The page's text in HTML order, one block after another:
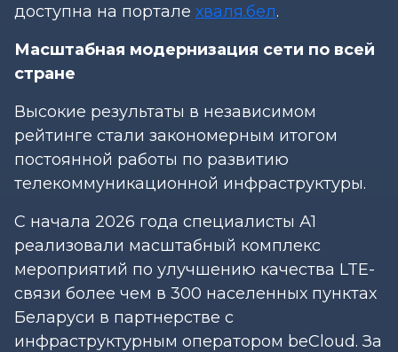
доступна на портале хваля.бел.
Масштабная модернизация сети по всей
стране
Высокие результаты в независимом
рейтинге стали закономерным итогом
постоянной работы по развитию
телекоммуникационной инфраструктуры.
С начала 2026 года специалисты А1
реализовали масштабный комплекс
мероприятий по улучшению качества LTE-
связи более чем в 300 населенных пунктах
Беларуси в партнерстве с
инфраструктурным оператором beСloud. За